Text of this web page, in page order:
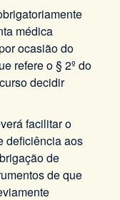
médica
ocasião do
refere o § 2º do
decidir
facilitar o
deficiência aos
de
de que